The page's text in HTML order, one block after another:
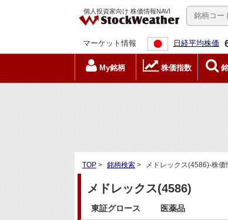
個人投資家向け 株価情報NAVI
マーケット情報 日経平均株価
My銘柄 株価指数
TOP > 銘柄検索 > メドレックス(4586)-株価
メドレックス(4586)
東証グロース 医薬品